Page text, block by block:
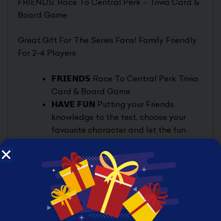
Board Game
Great Gift For The Series Fans! Family Friendly
For 2-4 Players
𝗙𝗥𝗜𝗘𝗡𝗗𝗦 Race To Central Perk Trivia
Card & Board Game
𝗛𝗔𝗩𝗘 𝗙𝗨𝗡 Putting your Friends
knowledge to the test, choose your
favourite character and let the fun
𝗛𝗜𝗚𝗛 𝗗𝗘𝗙𝗜𝗡𝗜𝗧𝗜𝗢𝗡 printing for more
crisp and brightly coloured board and
cards
𝗙𝗔𝗠𝗜𝗟𝗬 𝗙𝗥𝗜𝗘𝗡𝗗𝗟𝗬 Simple to set up,
easy to play with 2-4 players